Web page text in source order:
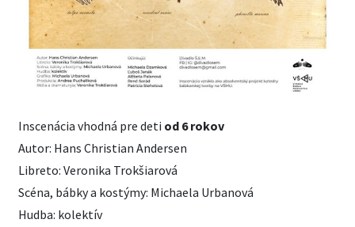
Inscenácia vhodná pre deti od 6 rokov
Autor: Hans Christian Andersen
Libreto: Veronika Trokšiarová
Scéna, bábky a kostýmy: Michaela Urbanová
Hudba: kolektív